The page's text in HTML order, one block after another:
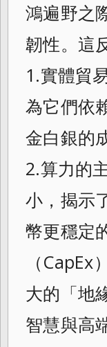
鴻遍野之
韌性。這
1.實體貿
為它們依
金白銀的
2.算力的
小，揭示
幣更穩定
（
大的「地
智慧與高